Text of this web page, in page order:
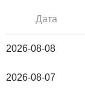
Дата
2026-08-08
2026-08-07